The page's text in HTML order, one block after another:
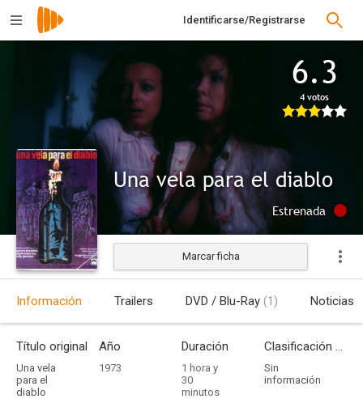
Identificarse/Registrarse
6.3
4 votos
Una vela para el diablo
Estrenada
Marcar ficha
Información Trailers DVD / Blu-Ray (1) Noticias
Título original
Una vela
para el
diablo
Año
1973
Duración
1 hora y
30
minutos
Clasificación por edades
Sin
información